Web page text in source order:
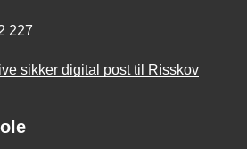
227
sikker digital post til Risskov